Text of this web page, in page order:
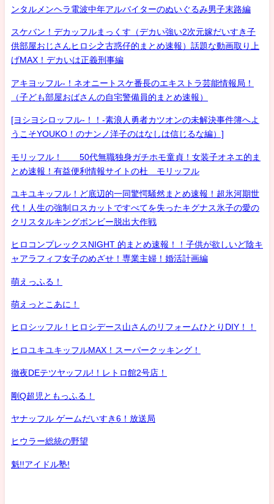
ンタルメンヘラ電波中年アルバイターのぬいぐるみ男子末路編
スケバン！デカッフルまっくす（デカい強い2次元嫁だいすき子
供部屋おじさんヒロシ之古惑仔的まとめ速報）話題な動画取り上
げMAX！デカいは正義刑事編
アキヨッフル-！ネオニートスケ番長のエキストラ芸能情報局！
（子ども部屋おばさんの自宅警備員的まとめ速報）
[ヨシヨシロッフル-！！-素浪人勇者カツオンの未解決事件簿へよ
うこそYOUKO！のナンノ洋子のはなしは信じるな編）]
モリッフル！ 50代無職独身ガチホモ童貞！女装子オネエ的ま
とめ速報！有益便利情報サイトの杜 モリッフル
ユキユキッフル！ど底辺的一同驚愕騒然まとめ速報！超氷河期世
代！人生の強制ロスカットですべてを失ったキグナス氷子の愛の
クリスタルキングボンビー脱出大作戦
ヒロコンプレックスNIGHT 的まとめ速報！！子供が欲しいど陰キ
ャアラフィフ女子のめざせ！専業主婦！婚活計画編
萌えっふる！
萌えっとこあに！
ヒロシッフル！ヒロシデース山さんのリフォームひとりDIY！！
ヒロユキユキッフルMAX！スーパークッキング！
徹夜DEテツヤッフル!！レトロ館2号店！
剛Q超児ともっふる！
ヤナッフル ゲームだいすき6！放送局
ヒウラー総統の野望
魁!!アイドル塾!